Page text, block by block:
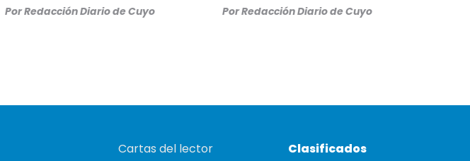
PorRedacción Diario de Cuyo PorRedacción Diario de Cuyo
Cartas del lector
Clasificados